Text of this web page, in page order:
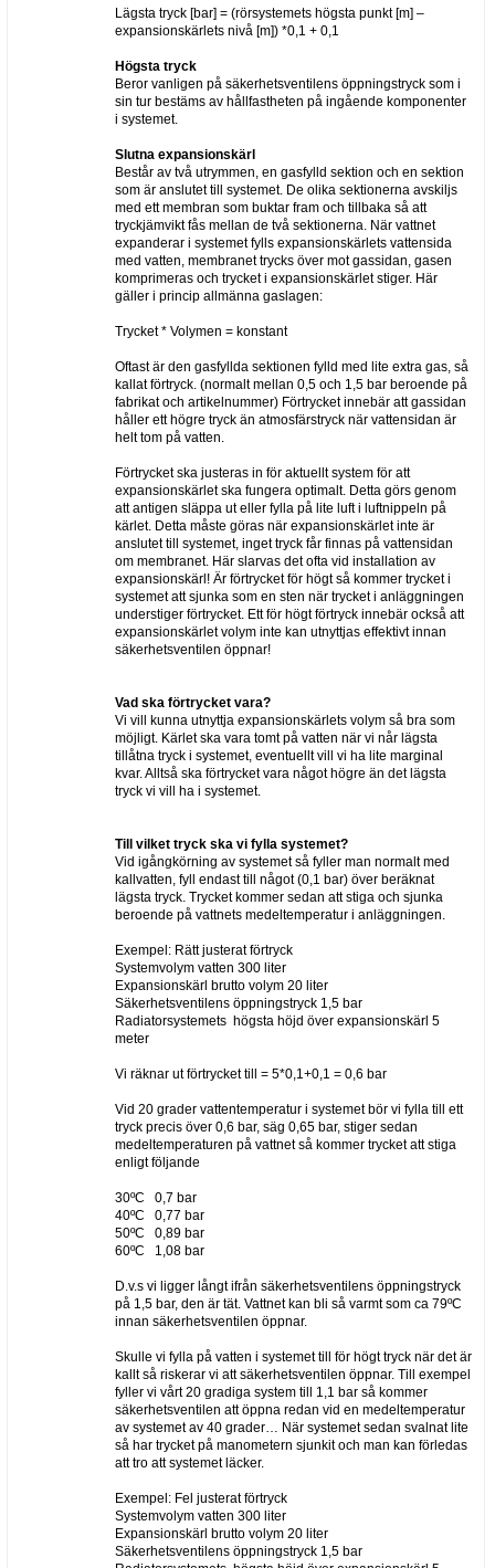
Lägsta tryck [bar] = (rörsystemets högsta punkt [m] –
expansionskärlets nivå [m]) *0,1 + 0,1
Högsta tryck
Beror vanligen på säkerhetsventilens öppningstryck som i
sin tur bestäms av hållfastheten på ingående komponenter
i systemet.
Slutna expansionskärl
Består av två utrymmen, en gasfylld sektion och en sektion
som är anslutet till systemet. De olika sektionerna avskiljs
med ett membran som buktar fram och tillbaka så att
tryckjämvikt fås mellan de två sektionerna. När vattnet
expanderar i systemet fylls expansionskärlets vattensida
med vatten, membranet trycks över mot gassidan, gasen
komprimeras och trycket i expansionskärlet stiger. Här
gäller i princip allmänna gaslagen:
Trycket * Volymen = konstant
Oftast är den gasfyllda sektionen fylld med lite extra gas, så
kallat förtryck. (normalt mellan 0,5 och 1,5 bar beroende på
fabrikat och artikelnummer) Förtrycket innebär att gassidan
håller ett högre tryck än atmosfärstryck när vattensidan är
helt tom på vatten.
Förtrycket ska justeras in för aktuellt system för att
expansionskärlet ska fungera optimalt. Detta görs genom
att antigen släppa ut eller fylla på lite luft i luftnippeln på
kärlet. Detta måste göras när expansionskärlet inte är
anslutet till systemet, inget tryck får finnas på vattensidan
om membranet. Här slarvas det ofta vid installation av
expansionskärl! Är förtrycket för högt så kommer trycket i
systemet att sjunka som en sten när trycket i anläggningen
understiger förtrycket. Ett för högt förtryck innebär också att
expansionskärlet volym inte kan utnyttjas effektivt innan
säkerhetsventilen öppnar!
Vad ska förtrycket vara?
Vi vill kunna utnyttja expansionskärlets volym så bra som
möjligt. Kärlet ska vara tomt på vatten när vi når lägsta
tillåtna tryck i systemet, eventuellt vill vi ha lite marginal
kvar. Alltså ska förtrycket vara något högre än det lägsta
tryck vi vill ha i systemet.
Till vilket tryck ska vi fylla systemet?
Vid igångkörning av systemet så fyller man normalt med
kallvatten, fyll endast till något (0,1 bar) över beräknat
lägsta tryck. Trycket kommer sedan att stiga och sjunka
beroende på vattnets medeltemperatur i anläggningen.
Exempel: Rätt justerat förtryck
Systemvolym vatten 300 liter
Expansionskärl brutto volym 20 liter
Säkerhetsventilens öppningstryck 1,5 bar
Radiatorsystemets högsta höjd över expansionskärl 5
meter
Vi räknar ut förtrycket till = 5*0,1+0,1 = 0,6 bar
Vid 20 grader vattentemperatur i systemet bör vi fylla till ett
tryck precis över 0,6 bar, säg 0,65 bar, stiger sedan
medeltemperaturen på vattnet så kommer trycket att stiga
enligt följande
30ºC 0,7 bar
40ºC 0,77 bar
50ºC 0,89 bar
60ºC 1,08 bar
D.v.s vi ligger långt ifrån säkerhetsventilens öppningstryck
på 1,5 bar, den är tät. Vattnet kan bli så varmt som ca 79ºC
innan säkerhetsventilen öppnar.
Skulle vi fylla på vatten i systemet till för högt tryck när det är
kallt så riskerar vi att säkerhetsventilen öppnar. Till exempel
fyller vi vårt 20 gradiga system till 1,1 bar så kommer
säkerhetsventilen att öppna redan vid en medeltemperatur
av systemet av 40 grader… När systemet sedan svalnat lite
så har trycket på manometern sjunkit och man kan förledas
att tro att systemet läcker.
Exempel: Fel justerat förtryck
Systemvolym vatten 300 liter
Expansionskärl brutto volym 20 liter
Säkerhetsventilens öppningstryck 1,5 bar